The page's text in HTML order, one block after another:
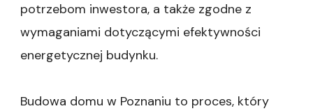
potrzebom inwestora, a także zgodne z
wymaganiami dotyczącymi efektywności
energetycznej budynku.
Budowa domu w Poznaniu to proces, który